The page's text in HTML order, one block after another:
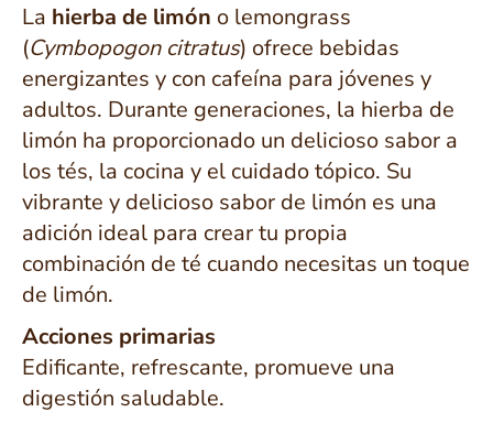
La hierba de limón o lemongrass
(Cymbopogon citratus) ofrece bebidas
energizantes y con cafeína para jóvenes y
adultos. Durante generaciones, la hierba de
limón ha proporcionado un delicioso sabor a
los tés, la cocina y el cuidado tópico. Su
vibrante y delicioso sabor de limón es una
adición ideal para crear tu propia
combinación de té cuando necesitas un toque
de limón.
Acciones primarias
Edificante, refrescante, promueve una
digestión saludable.